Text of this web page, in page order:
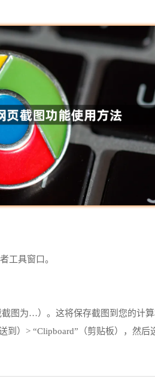
工具窗口。
图为…）。这将保存截图到您的计算
）> “Clipboard”（剪贴板），然后